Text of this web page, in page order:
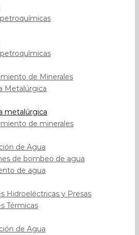
de Minerales
Metalúrgica
metalúrgica
de minerales
de Agua
de bombeo de agua
de agua
Hidroeléctricas y Presas
Térmicas
de Agua